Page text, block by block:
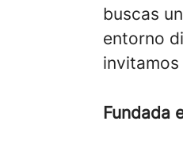
buscas
entorno
Fundada